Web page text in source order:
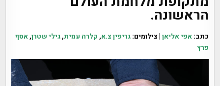
הראשונה.
כתב:אפי אליאן| צילומים:גריפין צ.א,קלרה עמית,גילי שטרן,אסף
פרץ